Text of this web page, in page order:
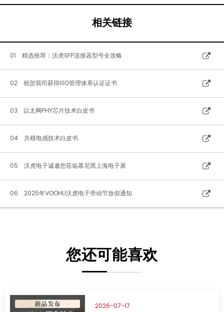
相关链接
01 精选推荐：沃虎SFP连接器型号全攻略
02 祝贺我司获得ISO管理体系认证证书
03 以太网PHY芯片技术白皮书
04 共模电感技术白皮书
05 沃虎电子诚邀您莅临慕尼黑上海电子展
06 2025年VOOHU沃虎电子劳动节放假通知
您还可能喜欢
2026-07-17